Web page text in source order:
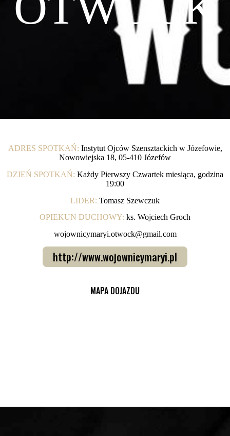
ADRES SPOTKAŃ: Instytut Ojców Szensztackich w Józefowie,
Nowowiejska 18, 05-410 Józefów
DZIEŃ SPOTKAŃ: Każdy Pierwszy Czwartek miesiąca, godzina
19:00
LIDER: Tomasz Szewczuk
OPIEKUN DUCHOWY: ks. Wojciech Groch
wojownicymaryi.otwock@gmail.com
http://www.wojownicymaryi.pl
MAPA DOJAZDU